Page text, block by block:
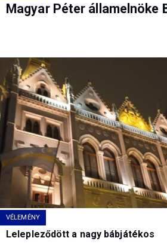
Magyar Péter államelnöke
VÉLEMÉNY
Lelepleződött a nagy bábjátékos